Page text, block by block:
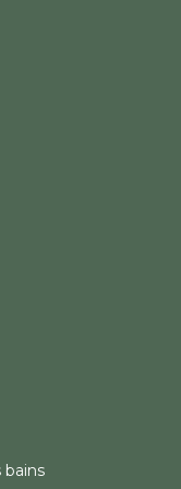
bains